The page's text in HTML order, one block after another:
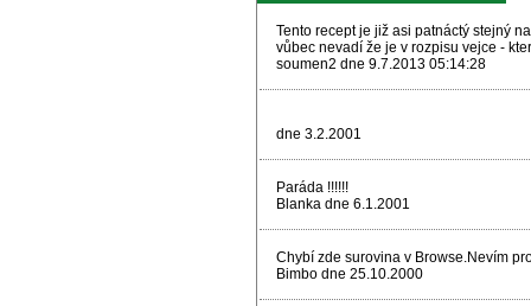
Tento recept je již asi patnáctý stejný
vůbec nevadí že je v rozpisu vejce -
soumen2 dne 9.7.2013 05:14:28
dne 3.2.2001
Paráda !!!!!!
Blanka dne 6.1.2001
Chybí zde surovina v Browse.Nevím
Bimbo dne 25.10.2000